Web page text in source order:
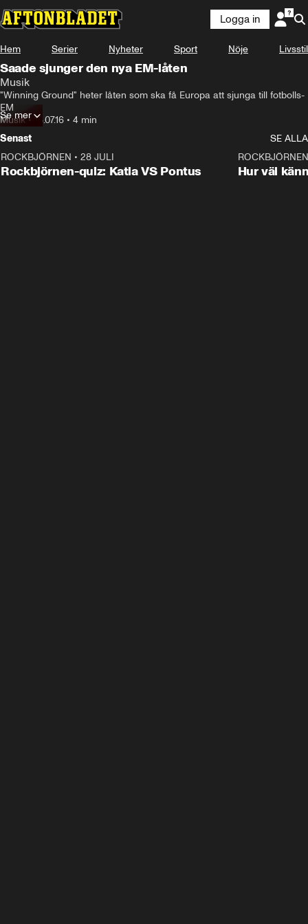
Logga in
Hem Serier Nyheter Sport Nöje Livsstil
Saade sjunger den nya EM-låten
Musik
"Winning Ground" heter låten som ska få Europa att sjunga till fotbolls-
EM
Musik• 18.07.16 • 4 min
Se mer
Senast
SE ALLA
ROCKBJÖRNEN • 28 JULI
Rockbjörnen-quiz: Katia VS Pontus
ROCKBJÖRNEN
Hur väl